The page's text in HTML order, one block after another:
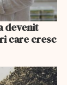
devenit
care cresc